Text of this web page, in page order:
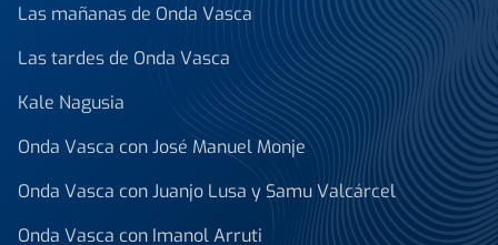
Las mañanas de Onda Vasca
Las tardes de Onda Vasca
Kale Nagusia
Onda Vasca con José Manuel Monje
Onda Vasca con Juanjo Lusa y Samu Valcárcel
Onda Vasca con Imanol Arruti